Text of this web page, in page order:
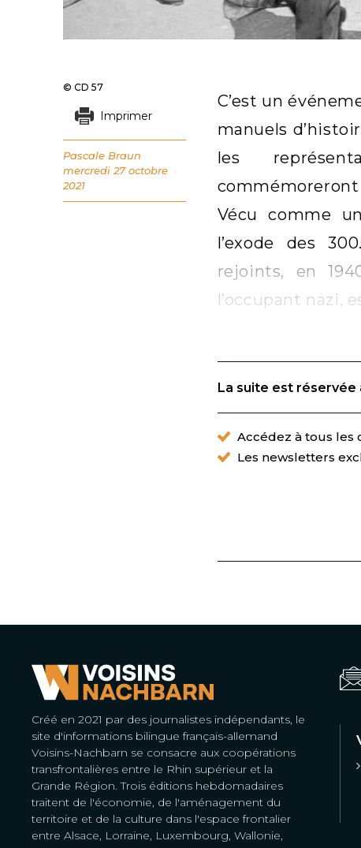
C’est un
manuels
les
Vécu comme
l’exode des
rejoints, en
l’occupant nazi,
La suite est réservée
Accédez à tous les
Les newsletters
© CD 57
Imprimer
Pascale Braun
mercredi 27 octobre
2021
Créé en 2021 par des journalistes indépendants, le
site d'informations bilingue français-allemand
Voisins-Nachbarn se consacre aux coopérations
transfrontalières entre le Rhin supérieur et la
Grande Région. Trois éditions hebdomadaires
traitent de l'économie, de l'aménagement du
territoire et de la culture dans l'espace frontalier
entre Alsace, Lorraine, Luxembourg, Wallonie,